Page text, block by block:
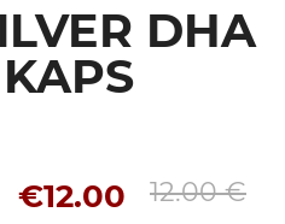
DHA
€12.00 12.00 €